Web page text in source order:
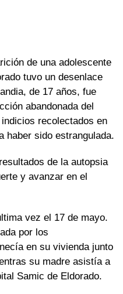
de una adolescente
tuvo un desenlace
de 17 años, fue
abandonada del
recolectados en
haber sido estrangulada.
de la autopsia
y avanzar en el
vez el 17 de mayo.
por los
en su vivienda junto
su madre asistía a
Samic de Eldorado.